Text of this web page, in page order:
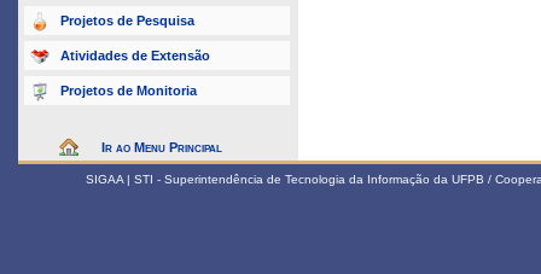
Projetos de Pesquisa
Atividades de Extensão
Projetos de Monitoria
Ir ao Menu Principal
SIGAA | STI - Superintendência de Tecnologia da Informação da UFPB /